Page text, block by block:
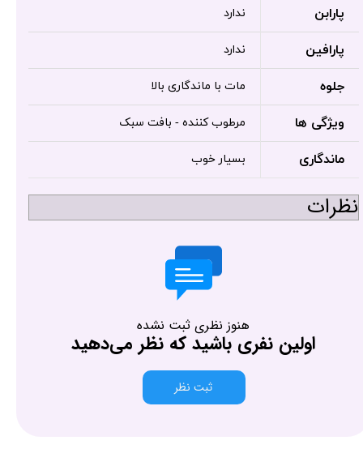
پارابن ندارد
پارافین ندارد
جلوه مات با ماندگاری بالا
ویژگی ها مرطوب کننده - بافت سبک
ماندگاری بسیار خوب
نظرات
هنوز نظری ثبت نشده
اولین نفری باشید که نظر می‌دهید
ثبت نظر